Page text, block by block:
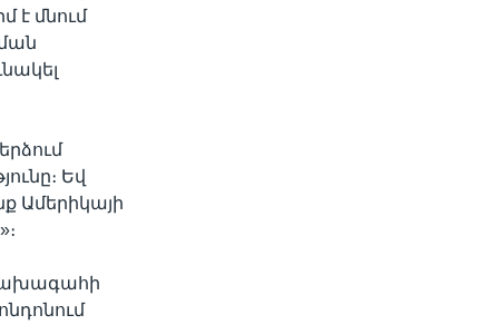
է մնում
Եվ
Ամերիկայի